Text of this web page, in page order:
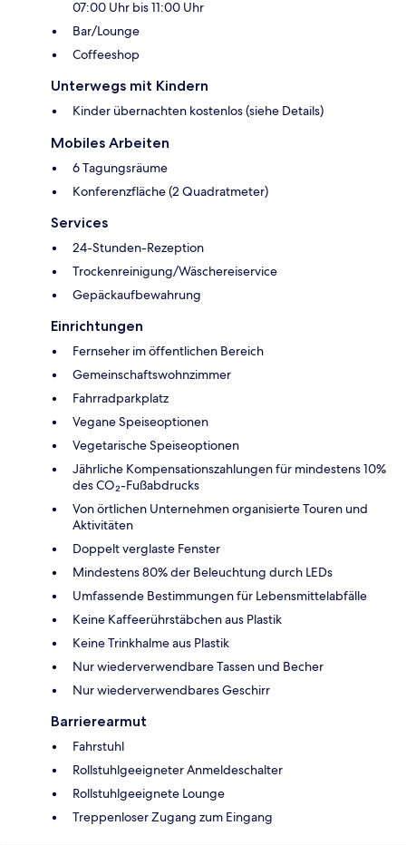
07:00 Uhr bis 11:00 Uhr
Bar/Lounge
Coffeeshop
Unterwegs mit Kindern
Kinder übernachten kostenlos (siehe Details)
Mobiles Arbeiten
6 Tagungsräume
Konferenzfläche (2 Quadratmeter)
Services
24-Stunden-Rezeption
Trockenreinigung/Wäschereiservice
Gepäckaufbewahrung
Einrichtungen
Fernseher im öffentlichen Bereich
Gemeinschaftswohnzimmer
Fahrradparkplatz
Vegane Speiseoptionen
Vegetarische Speiseoptionen
Jährliche Kompensationszahlungen für mindestens 10%
des CO₂-Fußabdrucks
Von örtlichen Unternehmen organisierte Touren und
Aktivitäten
Doppelt verglaste Fenster
Mindestens 80% der Beleuchtung durch LEDs
Umfassende Bestimmungen für Lebensmittelabfälle
Keine Kaffeerührstäbchen aus Plastik
Keine Trinkhalme aus Plastik
Nur wiederverwendbare Tassen und Becher
Nur wiederverwendbares Geschirr
Barrierearmut
Fahrstuhl
Rollstuhlgeeigneter Anmeldeschalter
Rollstuhlgeeignete Lounge
Treppenloser Zugang zum Eingang